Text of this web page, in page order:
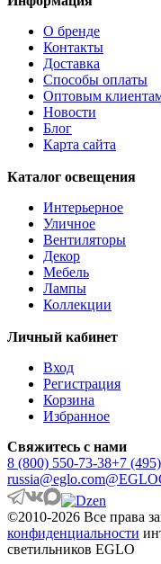
AMBATOBE
AMBONDRONA
AMBORIALA
AMEZAGA
AMOATSY
AMPITABE
AMSFIELD 1
ANDASIBE
ANJABE
ANTELAO
ANTIPOLO
ANWICK
ANWICK 1
ANZINO
APRICALE
ARACENA
ARANGONA
ARANZOLA
ARENALES
ARGOLIS 2
ARISCANI
ARISCANI 2
ARNHEM
ARRECIFE
ARTANA
ASBY
ASINDRO
ATOLLARI
AULIYE
AUROTONELLO
AUSTELL
AZBARREN
BABIRIK
О бренде
Контакты
Доставка
Способы оплаты
Оптовым
Новости
Блог
Карта сайта
Каталог освещения
Интерьерное
Уличное
Вентиляторы
Декор
Мебель
Лампы
Коллекции
Личный кабинет
Вход
Регистрация
Корзина
Избранное
Свяжитесь с нами
8 (800) 550-73-38+7
russia@eglo.com
©2010-2026 Все права
конфиденциальности
светильников EGLO